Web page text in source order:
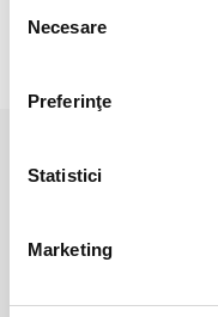
consimțământului
Necesare
Preferinţe
Statistici
Marketing